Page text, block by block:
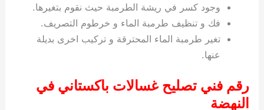
وجود كسر في ريشة الطرمبة حيث نقوم بتغيرها.
فك و تنظيف طرمبة الماء و خرطوم التصريف.
تغير طرمبة الماء المحترقة و تركيب اخرى بديلة
عنها.
رقم فني تصليح غسالات باكستاني في
النهضة